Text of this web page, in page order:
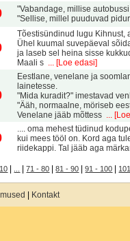
"Vabandage, millise
"Sellise, millel puuduvad
Tõestisündinud lugu Kihnust,
Ühel kuumal suvepäeval
ja laseb sel heina sisse
Maali s ... [Loe edasi]
Eestlane, venelane ja
lainetesse.
"Mida kuradit?" imestavad
"Ääh, normaalne, möriseb
Venelane jääb mõttess ...
.... oma mehest tüdinud
kui mees tööl on. Kord aga
riidekappi. Tal jääb aga
|71 - 80 |81 - 90 |91 - 100 |
Kontakt